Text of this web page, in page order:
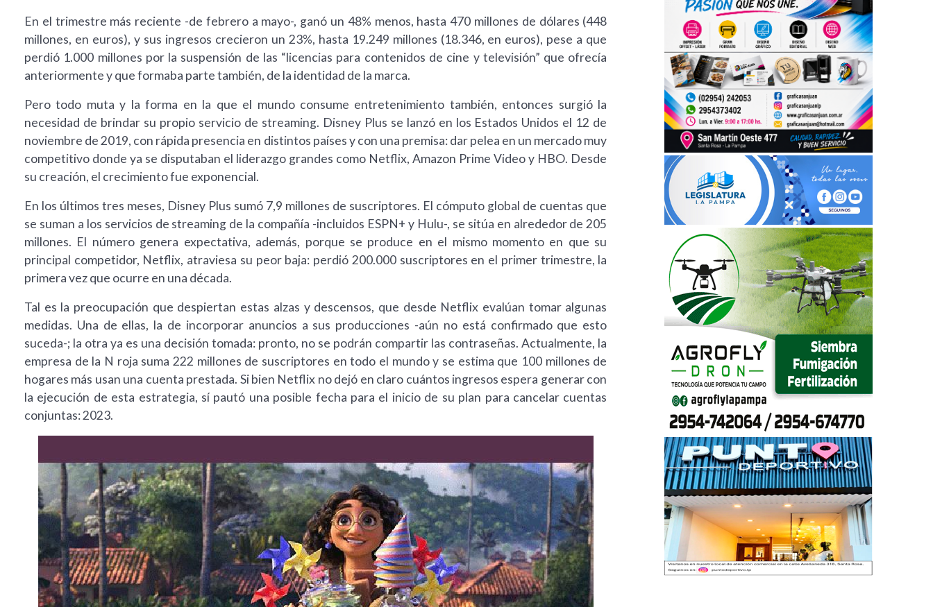
En el trimestre más reciente -de febrero a mayo-, ganó un 48% menos, hasta 470 millones de dólares (448
millones, en euros), y sus ingresos crecieron un 23%, hasta 19.249 millones (18.346, en euros), pese a que
perdió 1.000 millones por la suspensión de las “licencias para contenidos de cine y televisión” que ofrecía
anteriormente y que formaba parte también, de la identidad de la marca.
Pero todo muta y la forma en la que el mundo consume entretenimiento también, entonces surgió la
necesidad de brindar su propio servicio de streaming. Disney Plus se lanzó en los Estados Unidos el 12 de
noviembre de 2019, con rápida presencia en distintos países y con una premisa: dar pelea en un mercado muy
competitivo donde ya se disputaban el liderazgo grandes como Netflix, Amazon Prime Video y HBO. Desde
su creación, el crecimiento fue exponencial.
En los últimos tres meses, Disney Plus sumó 7,9 millones de suscriptores. El cómputo global de cuentas que
se suman a los servicios de streaming de la compañía -incluidos ESPN+ y Hulu-, se sitúa en alrededor de 205
millones. El número genera expectativa, además, porque se produce en el mismo momento en que su
principal competidor, Netflix, atraviesa su peor baja: perdió 200.000 suscriptores en el primer trimestre, la
primera vez que ocurre en una década.
Tal es la preocupación que despiertan estas alzas y descensos, que desde Netflix evalúan tomar algunas
medidas. Una de ellas, la de incorporar anuncios a sus producciones -aún no está confirmado que esto
suceda-; la otra ya es una decisión tomada: pronto, no se podrán compartir las contraseñas. Actualmente, la
empresa de la N roja suma 222 millones de suscriptores en todo el mundo y se estima que 100 millones de
hogares más usan una cuenta prestada. Si bien Netflix no dejó en claro cuántos ingresos espera generar con
la ejecución de esta estrategia, sí pautó una posible fecha para el inicio de su plan para cancelar cuentas
conjuntas: 2023.